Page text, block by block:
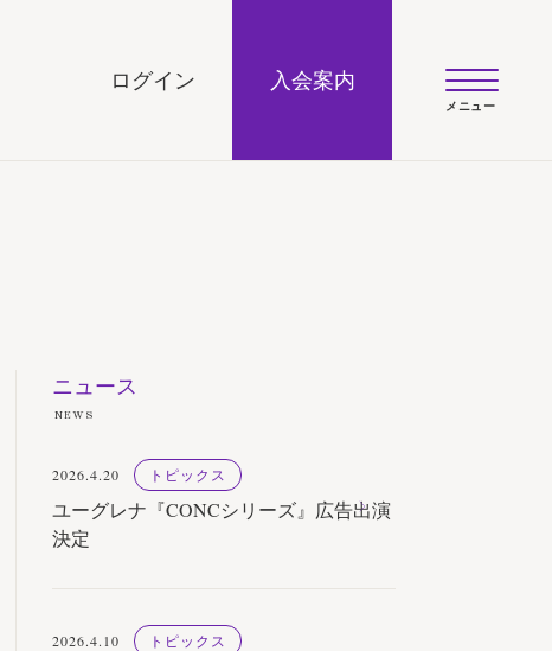
ログイン 入会案内
ニュース
NEWS
2026.4.20 トピックス
ユーグレナ『CONCシリーズ』広告出演
決定
2026.4.10 トピックス